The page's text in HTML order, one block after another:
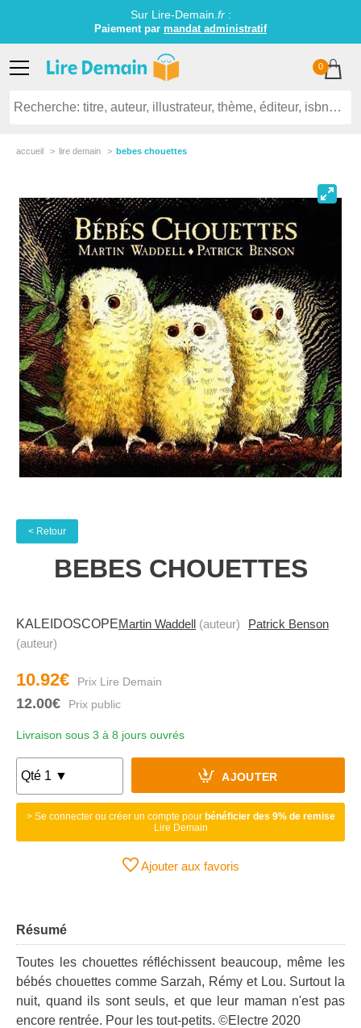
Sur Lire-Demain. fr:
Paiement par mandat administratif
0
accueil lire demain bebes chouettes
< Retour
BEBES CHOUETTES
KALEIDOSCOPEMartin Waddell (auteur)
Patrick Benson
(auteur)
10.92€
12.00€
Livraison sous 3 à 8 jours ouvrés
AJOUTER
> Se connecter ou créer un compte pour bénéficier des 9% de remise
Lire Demain
Ajouter aux favoris
Résumé
Toutes les chouettes réfléchissent beaucoup, même les
bébés chouettes comme Sarzah, Rémy et Lou. Surtout la
nuit, quand ils sont seuls, et que leur maman n'est pas
encore rentrée. Pour les tout-petits. ©Electre 2020